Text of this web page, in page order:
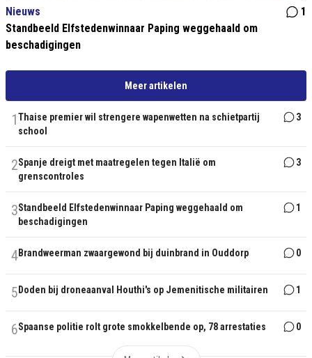
Nieuws
1
Standbeeld Elfstedenwinnaar Paping weggehaald om
beschadigingen
Meer artikelen
1Thaise premier wil strengere wapenwetten na schietpartij
school
3
2Spanje dreigt met maatregelen tegen Italië om
grenscontroles
3
3Standbeeld Elfstedenwinnaar Paping weggehaald om
beschadigingen
1
4Brandweerman zwaargewond bij duinbrand in Ouddorp 0
5 Doden bij droneaanval Houthi's op Jemenitische militairen 1
6Spaanse politie rolt grote smokkelbende op, 78 arrestaties 0